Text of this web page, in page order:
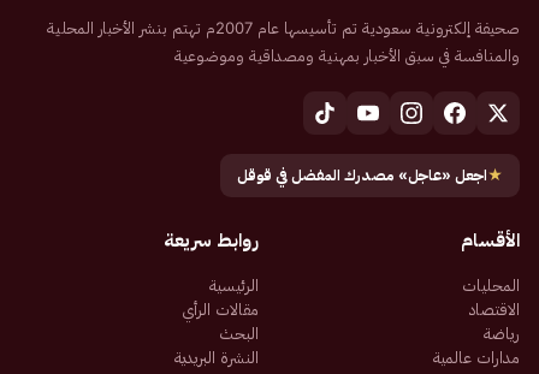
صحيفة إلكترونية سعودية تم تأسيسها عام 2007م تهتم بنشر الأخبار المحلية
والمنافسة في سبق الأخبار بمهنية ومصداقية وموضوعية
★اجعل «عاجل» مصدرك المفضل في قوقل
الأقسام
المحليات
الاقتصاد
رياضة
مدارات عالمية
روابط سريعة
الرئيسية
مقالات الرأي
البحث
النشرة البريدية